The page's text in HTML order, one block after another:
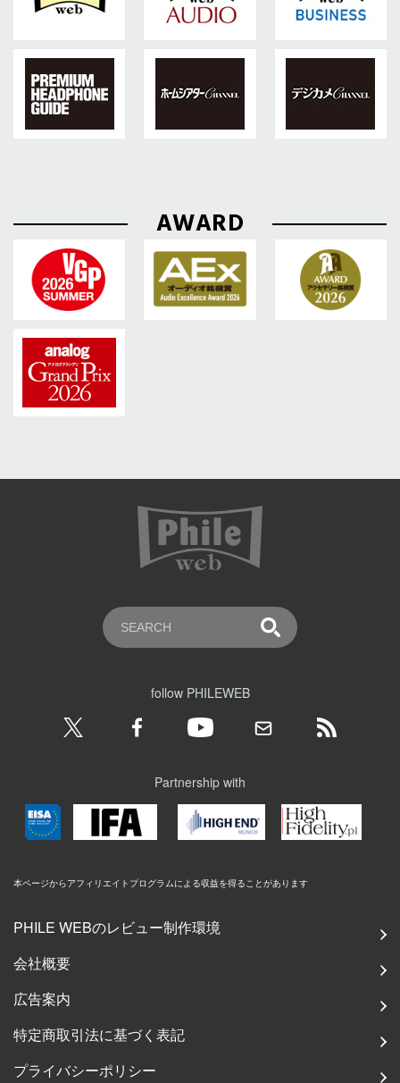
AWARD
follow PHILEWEB
Partnership with
本ページからアフィリエイトプログラムによる収益を得ることがあります
PHILE WEBのレビュー制作環境
会社概要
広告案内
特定商取引法に基づく表記
プライバシーポリシー